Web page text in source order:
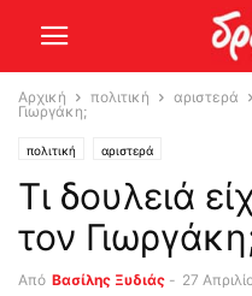
Αρχική πολιτική αριστερά
Γιωργάκη;
πολιτική αριστερά
Τι δουλειά
τον
Από Βασίλης Ξυδιάς - 27